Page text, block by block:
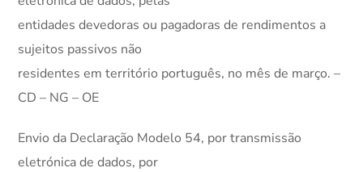
entidades devedoras ou pagadoras de rendimentos a
sujeitos passivos não
residentes em território português, no mês de março. –
CD – NG – OE
Envio da Declaração Modelo 54, por transmissão
eletrónica de dados, por